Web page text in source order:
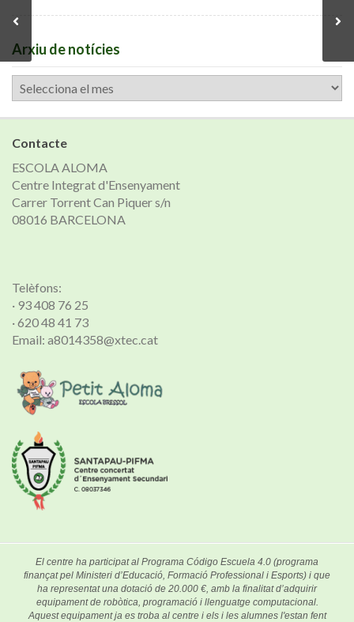
Arxiu de notícies
Arxiu
de
notícies
Contacte
ESCOLA ALOMA
Centre Integrat d'Ensenyament
Carrer Torrent Can Piquer s/n
08016 BARCELONA
Telèfons:
· 93 408 76 25
· 620 48 41 73
Email: a8014358@xtec.cat
El centre ha participat al Programa Código Escuela 4.0 (programa
finançat pel Ministeri d’Educació, Formació Professional i Esports) i que
ha representat una dotació de 20.000 €, amb la finalitat d’adquirir
equipament de robòtica, programació i llenguatge computacional.
Aquest equipament ja es troba al centre i els i les alumnes l'estan fent